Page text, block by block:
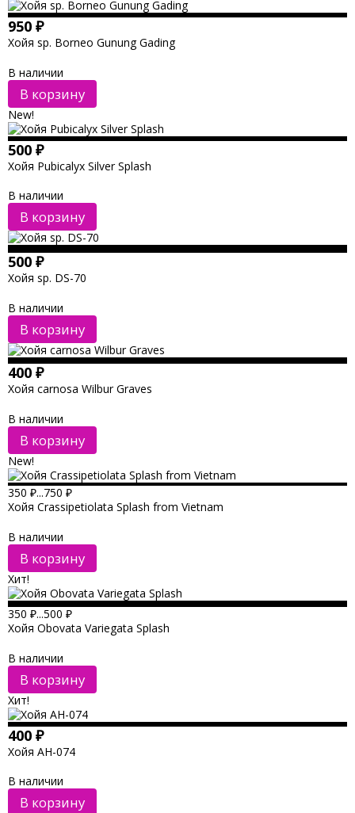
950 ₽
Хойя sp. Borneo Gunung Gading
В наличии
В корзину
New!
500 ₽
Хойя Pubicalyx Silver Splash
В наличии
В корзину
500 ₽
Хойя sp. DS-70
В наличии
В корзину
400 ₽
Хойя carnosa Wilbur Graves
В наличии
В корзину
New!
350 ₽...750 ₽
Хойя Crassipetiolata Splash from Vietnam
В наличии
В корзину
Хит!
350 ₽...500 ₽
Хойя Obovata Variegata Splash
В наличии
В корзину
Хит!
400 ₽
Хойя AH-074
В наличии
В корзину